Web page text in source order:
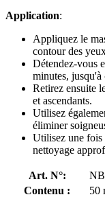
Application:
Appliquez le
contour des
Détendez-vous
minutes, jusqu'à
Retirez ensuite
et ascendants.
Utilisez
éliminer
Utilisez une fois
nettoyage
Art. N°:
Contenu :
50